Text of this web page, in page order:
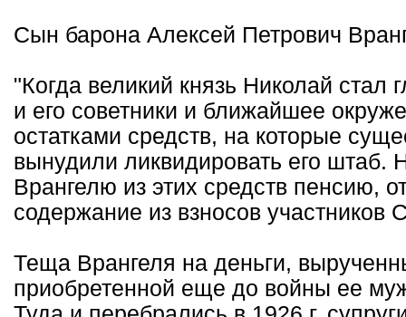
Сын барона Алексей Петрович
"Когда великий князь Николай
и его советники и ближайшее
остатками средств, на которые
вынудили ликвидировать его штаб.
Врангелю из этих средств пенсию,
содержание из взносов
Теща Врангеля на деньги,
приобретенной еще до войны ее